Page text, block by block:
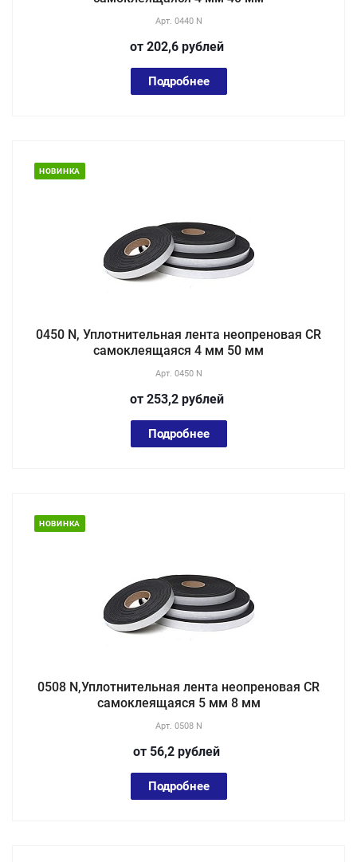
Арт. 0440 N
от 202,6 рублей
Подробнее
НОВИНКА
0450 N, Уплотнительная лента неопреновая CR
самоклеящаяся 4 мм 50 мм
Арт. 0450 N
от 253,2 рублей
Подробнее
НОВИНКА
0508 N,Уплотнительная лента неопреновая CR
самоклеящаяся 5 мм 8 мм
Арт. 0508 N
от 56,2 рублей
Подробнее